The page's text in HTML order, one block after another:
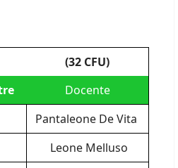
(32 CFU)
Docente
Pantaleone De Vita
Leone Melluso